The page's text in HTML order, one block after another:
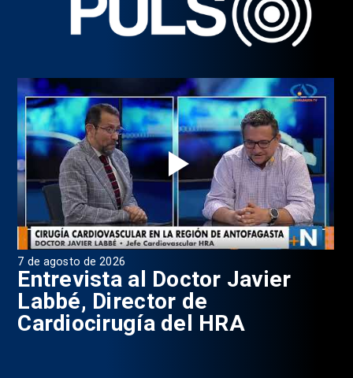
7 de agosto de 2026
Entrevista al Doctor Javier
Labbé, Director de
Cardiocirugía del HRA